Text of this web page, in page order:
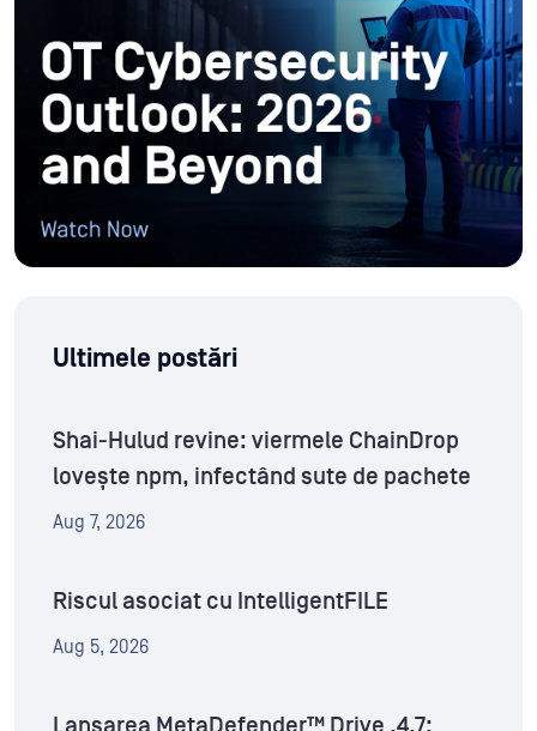
Ultimele postări
Shai-Hulud revine: viermele ChainDrop
lovește npm, infectând sute de pachete
Aug 7, 2026
Riscul asociat cu IntelligentFILE
Aug 5, 2026